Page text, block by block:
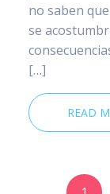
no saben
se
[…]
READ